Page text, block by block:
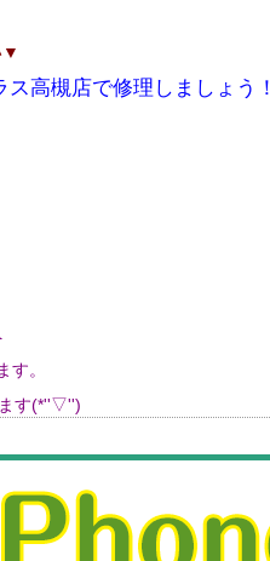
▼
高槻店で修理しましょう！
。
す(*''▽'')